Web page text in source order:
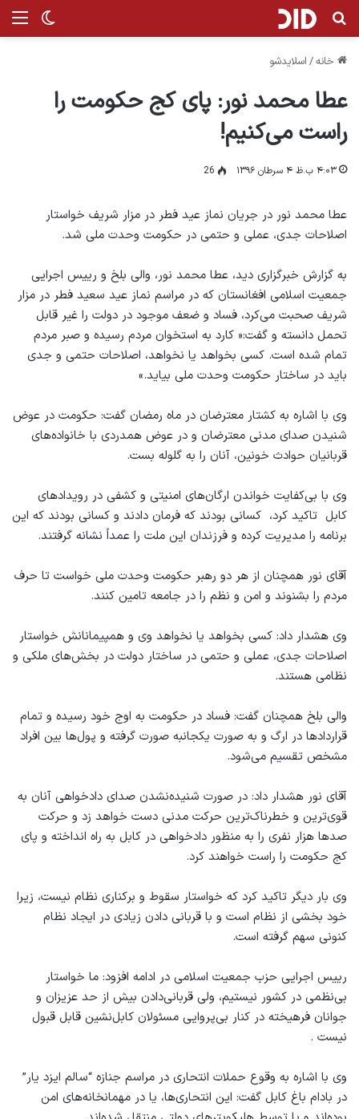
تغییر جستجو برای
خانه/ اسلایدشو
عطا محمد نور: پای کج حکومت را
راست می‌کنیم!
۴:۰۳ ب.ظ ۴ سرطان ۱۳۹۶ 26
عطا محمد نور در جریان نماز عید فطر در مزار شریف خواستار
اصلاحات جدی، عملی و حتمی در حکومت وحدت ملی شد.
به گزارش خبرگزاری دید، عطا محمد نور، والی بلخ و رییس اجرایی
جمعیت اسلامی افغانستان که در مراسم نماز عید سعید فطر در مزار
شریف صحبت می‌کرد، فساد و ضعف موجود در دولت را غیر قابل
تحمل دانسته و گفت:« کارد به استخوان مردم رسیده و صبر مردم
تمام شده است. کسی بخواهد یا نخواهد، اصلاحات حتمی و جدی
باید در ساختار حکومت وحدت ملی بیاید.»
وی با اشاره به کشتار معترضان در ماه رمضان گفت: حکومت در عوض
شنیدن صدای مدنی معترضان و در عوض همدردی با خانواده‌های
قربانیان حوادث خونین، آنان را به گلوله بست.
وی با بی‌کفایت خواندن ارگان‌های امنیتی و کشفی در رویدادهای
کابل تاکید کرد، کسانی بودند که فرمان دادند و کسانی بودند که این
برنامه را مدیریت کرده و فرزندان این ملت را عمداً نشانه گرفتند.
آقای نور همچنان از هر دو رهبر حکومت وحدت ملی خواست تا حرف
مردم را بشنوند و امن و نظم را در جامعه تامین کنند.
وی هشدار داد: کسی بخواهد یا نخواهد وی و همپیمانانش خواستار
اصلاحات جدی، عملی و حتمی در ساختار دولت در بخش‌های ملکی و
نظامی هستند.
والی بلخ همچنان گفت: فساد در حکومت به اوج خود رسیده و تمام
قراردادها در ارگ و به صورت یکجانبه صورت گرفته و پول‌ها بین افراد
مشخص تقسیم می‌شود.
آقای نور هشدار داد: در صورت شنیده‌نشدن صدای دادخواهی آنان به
قوی‌ترین و خطرناک‌ترین حرکت مدنی دست خواهد زد و حرکت
صدها هزار نفری را به منظور دادخواهی در کابل به راه انداخته و پای
کج حکومت را راست خواهند کرد.
وی بار دیگر تاکید کرد که خواستار سقوط و برکناری نظام نیست، زیرا
خود بخشی از نظام است و با قربانی دادن زیادی در ایجاد نظام
کنونی سهم گرفته است.
رییس اجرایی حزب جمعیت اسلامی در ادامه افزود: ما خواستار
بی‌نظمی در کشور نیستیم، ولی قربانی‌دادن بیش از حد عزیزان و
جوانان فرهیخته در کنار بی‌پروایی مسئولان کابل‌نشین قابل قبول
نیست .
وی با اشاره به وقوع حملات انتحاری در مراسم جنازه “سالم ایزد یار”
در بادام باغ کابل گفت: این انتحاری‌ها، یا در مهمانخانه‌های امن